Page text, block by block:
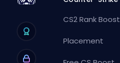
CS2 Rank Boost
Placement